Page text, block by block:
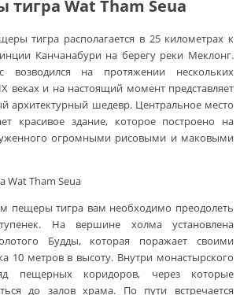
Wat Tham Seua
тигра располагается в 25 километрах к
Канчанабури на берегу реки Меклонг.
возводился на протяжении нескольких
веках и на настоящий момент представляет
архитектурный шедевр. Центральное место
красивое здание, которое построено на
огромными рисовыми и маковыми
пещеры тигра вам необходимо преодолеть
На вершине холма установлена
Будды, которая поражает своими
10 метров в высоту. Внутри монастырского
пещерных коридоров, через которые
до залов храма. По пути встречается